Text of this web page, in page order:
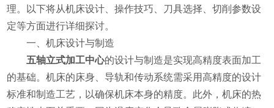
理。以下将从机床设计、操作技巧、刀具选择、切削参数设
定等方面进行详细探讨。
一、机床设计与制造
五轴立式加工中心的设计与制造是实现高精度表面加工
的基础。机床的床身、导轨和传动系统需采用高精度的设计
标准和制造工艺，以确保机床本身的精度。此外，机床的热